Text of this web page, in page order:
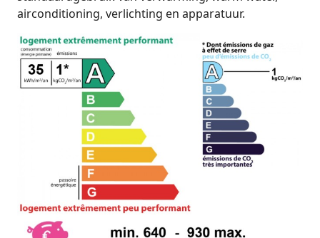
airconditioning, verlichting en apparatuur.